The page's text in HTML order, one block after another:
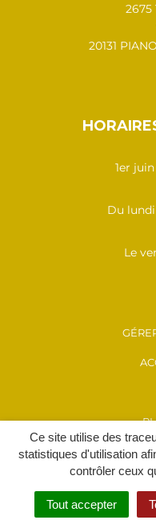
Ce site utilise des
statistiques d'utilisation
contrôler ceux
Tout accepter
2675
20131
1er
Du
Le
POLITIQUE